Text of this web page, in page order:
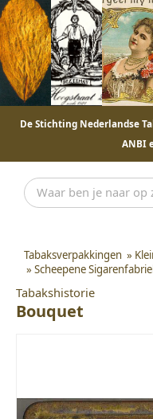
De Stichting Nederlandse
ANBI
Tabaksverpakkingen »
» Scheepene
Tabakshistorie
Bouquet